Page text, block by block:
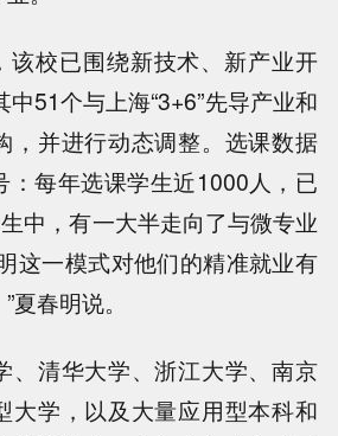
该校已围绕新技术、新产业开
51个与上海“3+6”先导产业和
，并进行动态调整。选课数据
：每年选课学生近1000人，已
中，有一大半走向了与微专业
这一模式对他们的精准就业有
春明说。
、清华大学、浙江大学、南京
大学，以及大量应用型本科和